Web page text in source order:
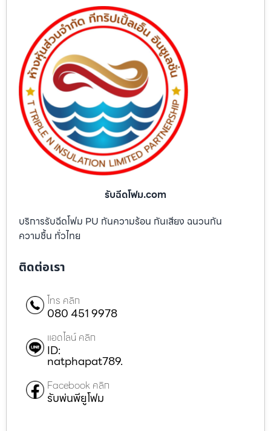
รับฉีดโฟม.com
บริการรับฉีดโฟม PU กันความร้อน กันเสียง ฉนวนกัน
ความชื้น ทั่วไทย
ติดต่อเรา
โทร คลิก
080 451 9978
แอดไลน์ คลิก
ID:
natphapat789.
Facebook คลิก
รับพ่นพียูโฟม